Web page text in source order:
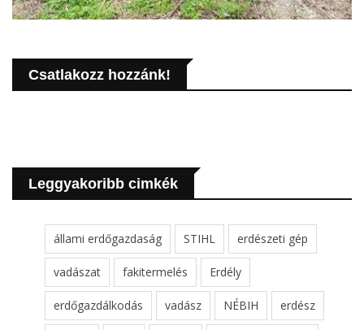
Csatlakozz hozzánk!
Leggyakoribb cimkék
állami erdőgazdaság STIHL erdészeti gép
vadászat fakitermelés Erdély
erdőgazdálkodás vadász NÉBIH erdész